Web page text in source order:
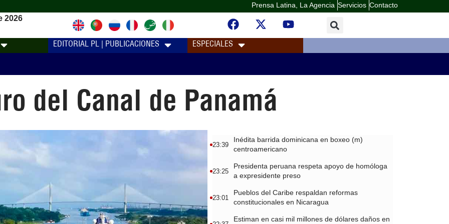
Prensa Latina, La Agencia Servicios Contacto
2026
EDITORIAL PL | PUBLICACIONES ESPECIALES
del Canal de Panamá
23:39
Inédita barrida dominicana en boxeo (m)
centroamericano
23:25
Presidenta peruana respeta apoyo de homóloga
a expresidente preso
23:01
Pueblos del Caribe respaldan reformas
constitucionales en Nicaragua
Estiman en casi mil millones de dólares daños en